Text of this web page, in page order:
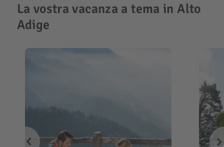
La vostra vacanza a tema in Alto
Adige